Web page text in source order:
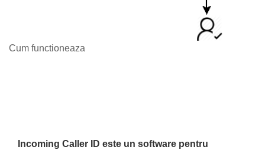
Cum functioneaza
Incoming Caller ID este un software pentru